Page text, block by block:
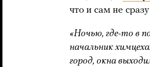
что и сам не
«Ночью, где-то в
начальник
город, окна